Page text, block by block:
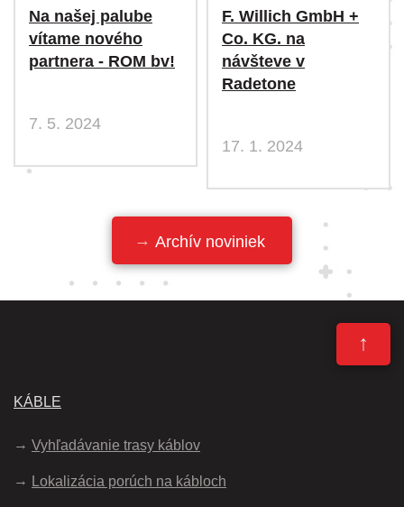
Na našej palube
vítame nového
partnera - ROM bv!
7. 5. 2024
F. Willich GmbH +
Co. KG. na
návšteve v
Radetone
17. 1. 2024
Archív noviniek
↑
KÁBLE
Vyhľadávanie trasy káblov
Lokalizácia porúch na kábloch